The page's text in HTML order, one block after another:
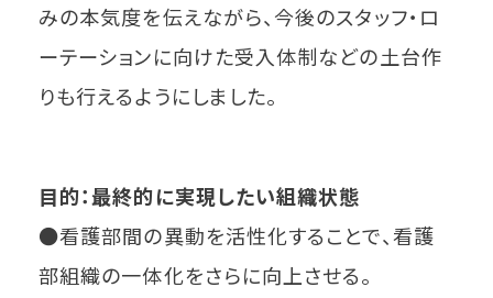
みの本気度を伝えながら、今後のスタッフ・ロ
ーテーションに向けた受入体制などの土台作
りも行えるようにしました。
目的：最終的に実現したい組織状態
●看護部間の異動を活性化することで、看護
部組織の一体化をさらに向上させる。